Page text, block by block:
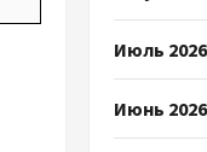
Июль 2026
Июнь 2026